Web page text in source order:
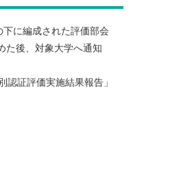
に編成された評価部会
た後、対象大学へ通知
証評価実施結果報告」